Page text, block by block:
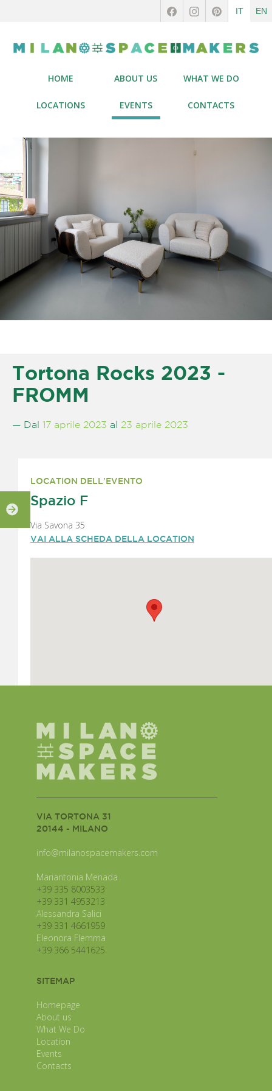
IT EN
HOME ABOUT US WHAT WE DO
LOCATIONS EVENTS CONTACTS
Tortona Rocks 2023 -
FROMM
— Dal 17 aprile 2023 al 23 aprile 2023
LOCATION DELL'EVENTO
Spazio F
Via Savona 35
VAI ALLA SCHEDA DELLA LOCATION
VIA TORTONA 31
20144 - MILANO
info@milanospacemakers.com
Mariantonia Menada
+39 335 8003533
+39 331 4953213
Alessandra Salici
+39 331 4661959
Eleonora Flemma
+39 366 5441625
SITEMAP
Homepage
About us
What We Do
Location
Events
Contacts